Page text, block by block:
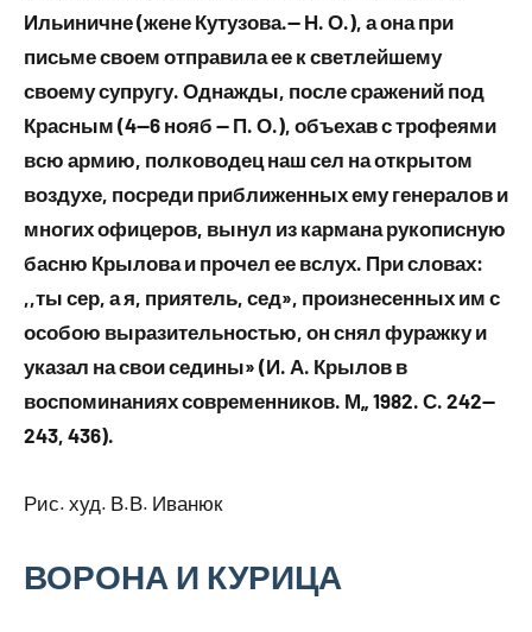
Ильиничне (жене Кутузова.— Н. О.), а она при
письме своем отправила ее к светлейшему
своему супругу. Однажды, после сражений под
Красным (4—6 нояб — П. О.), объехав с трофеями
всю армию, полководец наш сел на открытом
воздухе, посреди приближенных ему генералов и
многих офицеров, вынул из кармана рукописную
басню Крылова и прочел ее вслух. При словах:
,,ты сер, а я, приятель, сед», произнесенных им с
особою выразительностью, он снял фуражку и
указал на свои седины» (И. А. Крылов в
воспоминаниях современников. М„ 1982. С. 242—
243, 436).
Рис. худ. В.В. Иванюк
ВОРОНА И КУРИЦА